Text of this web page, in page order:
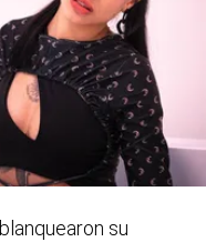
blanquearon su